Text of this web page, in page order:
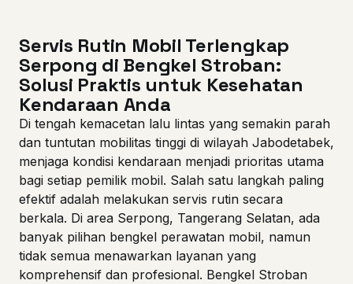
Servis Rutin Mobil Terlengkap
Serpong di Bengkel Stroban:
Solusi Praktis untuk Kesehatan
Kendaraan Anda
Di tengah kemacetan lalu lintas yang semakin parah
dan tuntutan mobilitas tinggi di wilayah Jabodetabek,
menjaga kondisi kendaraan menjadi prioritas utama
bagi setiap pemilik mobil. Salah satu langkah paling
efektif adalah melakukan servis rutin secara
berkala. Di area Serpong, Tangerang Selatan, ada
banyak pilihan bengkel perawatan mobil, namun
tidak semua menawarkan layanan yang
komprehensif dan profesional. Bengkel Stroban